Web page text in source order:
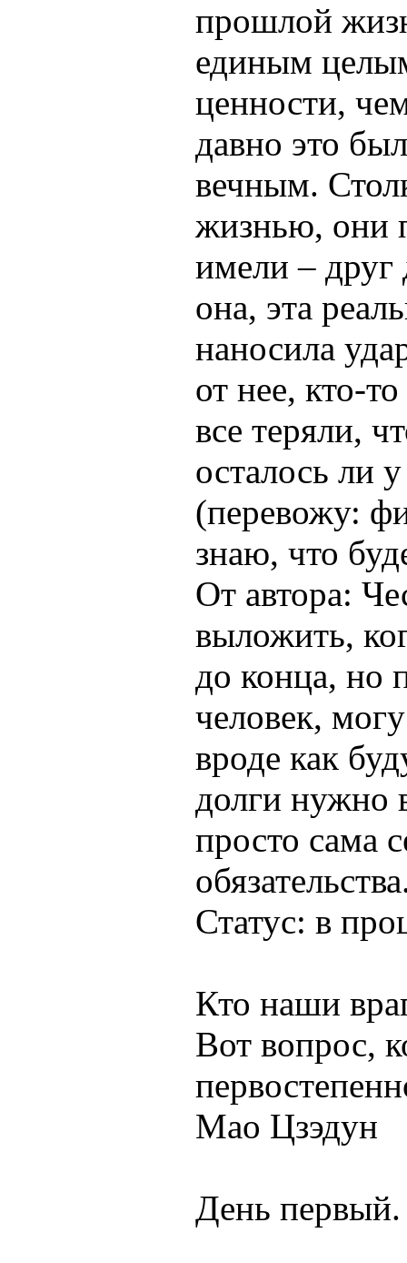
прошлой
единым
ценности,
давно это
вечным.
жизнью, они
имели – друг
она, эта
наносила
от нее, кто-
все теряли,
осталось ли
(перевожу:
знаю, что
От автора:
выложить,
до конца, но
человек,
вроде как
долги нужно
просто сама
Статус: в
Кто наши
Вот вопрос,
Мао Цзэдун
День